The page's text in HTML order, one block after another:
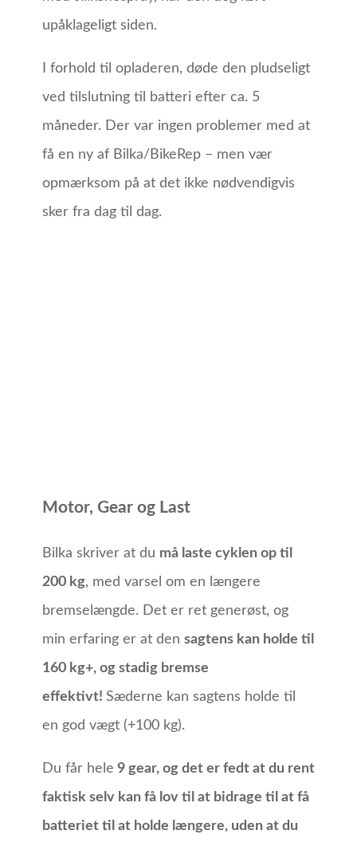
upåklageligt siden.
I forhold til opladeren, døde den pludseligt
ved tilslutning til batteri efter ca. 5
måneder. Der var ingen problemer med at
få en ny af Bilka/BikeRep – men vær
opmærksom på at det ikke nødvendigvis
sker fra dag til dag.
Motor, Gear og Last
Bilka skriver at du må laste cyklen op til
200 kg, med varsel om en længere
bremselængde. Det er ret generøst, og
min erfaring er at den sagtens kan holde til
160 kg+, og stadig bremse
effektivt! Sæderne kan sagtens holde til
en god vægt (+100 kg).
Du får hele 9 gear, og det er fedt at du rent
faktisk selv kan få lov til at bidrage til at få
batteriet til at holde længere, uden at du